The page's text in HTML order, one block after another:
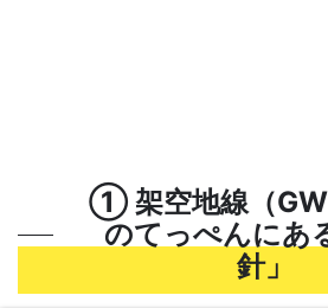
① 架空地線（
のてっぺんにあ
針」